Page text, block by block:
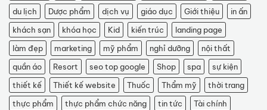
du lịch
Dược phẩm dịch vụ giáo dục Giới thiệu
in ấn
khách sạn
khóa học Kid kiến trúc
landing page
làm đẹp
marketing mỹ phẩm nghỉ dưỡng
nội thất
quần áo
Resort seo top google Shop spa
sự kiện
thiết kế
Thiết kế website Thuốc Thẩm mỹ
thời trang
thực phẩm
thực phẩm chức năng tin tức
Tài chính